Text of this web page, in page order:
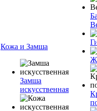
Кожа и Замша
Замша
искусственная